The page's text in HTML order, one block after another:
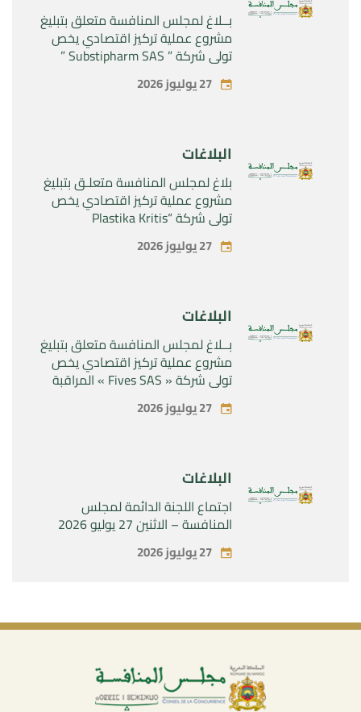
بــلاغ لمجلس المنافسة متعلق بتبليغ
مشروع عملية تركيز اقتصادي يخص
تولي شركة ” Substipharm SAS ”
المراقبة الحصرية للأصول والحقوق
المتعلقة بالمنتجين الصيدلانيين”
27 يوليوز 2026
البلاغات
بلاغ لمجلس المنافسة متعلـق بتبليغ
مشروع عملية تركيز اقتصادي يخص
تولي شركة “Plastika Kritis
SA”المراقبة الحصرية لشركة
“Naturplas Industrial SARL” 27 يوليوز 2026
البلاغات
بــلاغ لمجلس المنافسة متعلق بتبليغ
مشروع عملية تركيز اقتصادي يخص
تولي شركة « Fives SAS » المراقبة
SAS »27 يوليوز 2026
البلاغات
اجتماع اللجنة الدائمة لمجلس
المنافسة – الاثنين 27 يوليو 2026
27 يوليوز 2026